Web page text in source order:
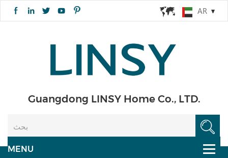
AR
Guangdong LINSY Home Co., LTD.